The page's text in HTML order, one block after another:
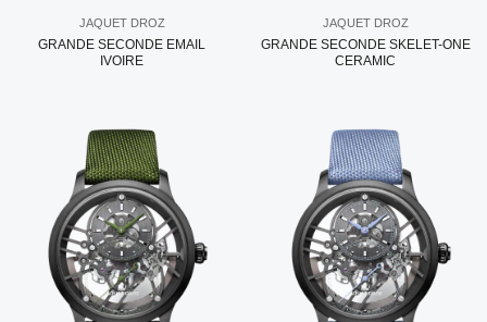
JAQUET DROZ
GRANDE SECONDE EMAIL
IVOIRE
JAQUET DROZ
GRANDE SECONDE SKELET-ONE
CERAMIC